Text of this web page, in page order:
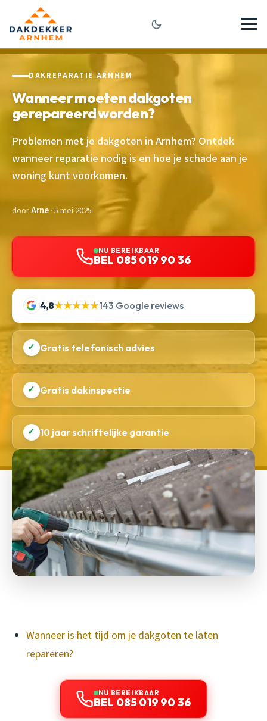
DAKREPARATIE ARNHEM
Wanneer moeten dakgoten
gerepareerd worden?
Problemen met je dakgoten in Arnhem? Ontdek
wanneer reparatie nodig is en hoe je schade aan je
woning kunt voorkomen.
doorArne· 5 mei 2025
NU BEREIKBAAR
BEL 085 019 90 36
4,8★★★★★143 Google reviews
✓ Gratis telefonisch advies
✓ Gratis dakinspectie
✓ 10 jaar schriftelijke garantie
Wanneer is het tijd om je dakgoten te laten
repareren?
NU BEREIKBAAR
BEL 085 019 90 36